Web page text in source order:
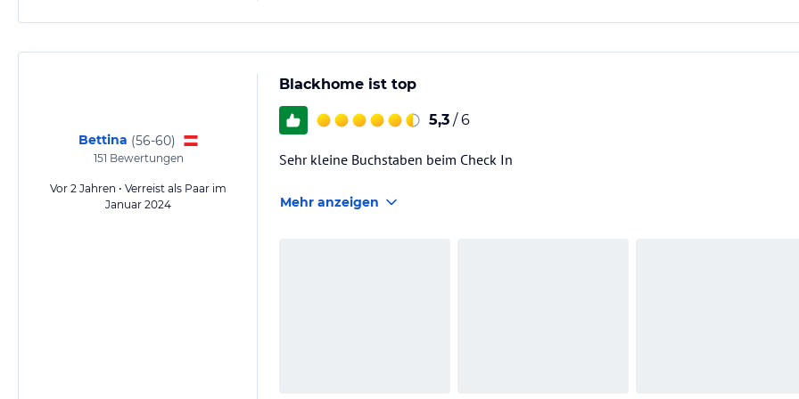
Bettina (56-60)
151 Bewertungen
Vor 2 Jahren • Verreist als Paar im
Januar 2024
Blackhome ist top
5,3 / 6
Sehr kleine Buchstaben beim Check In
Mehr anzeigen